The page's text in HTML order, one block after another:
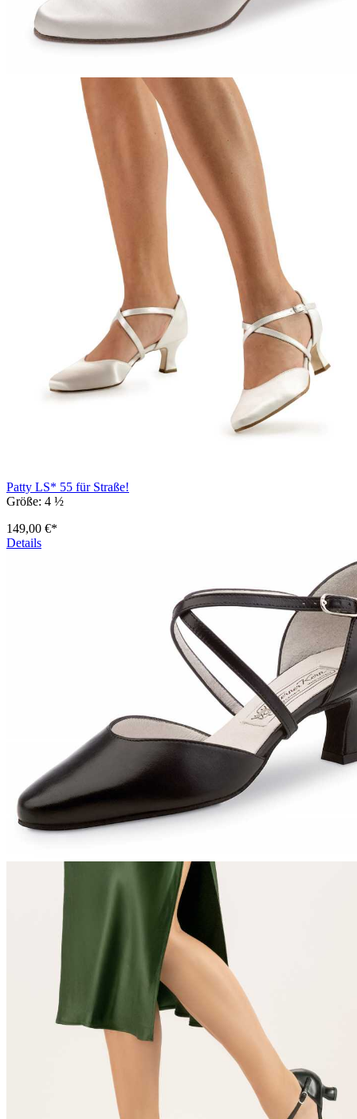
Patty LS* 55 für Straße!
Größe: 4 ½
149,00 €*
Details